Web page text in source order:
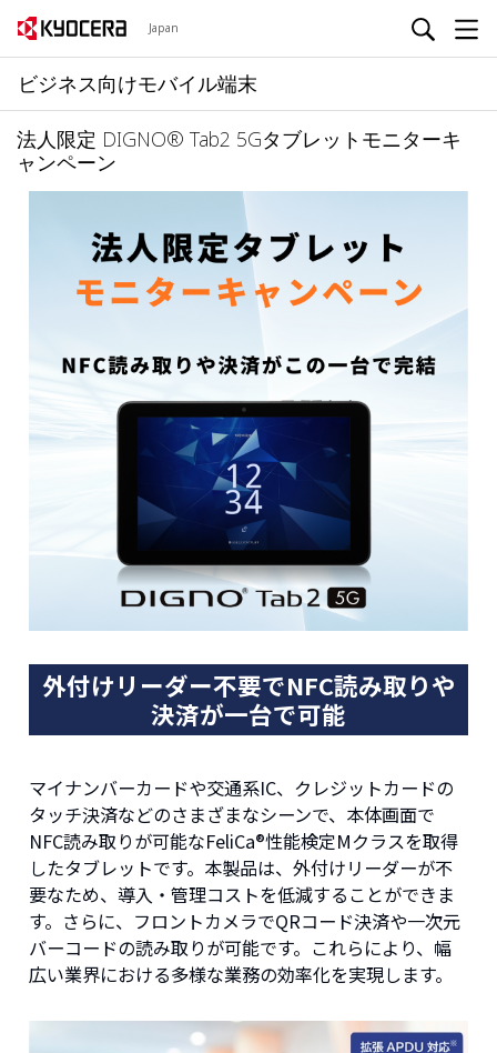
Japan
ビジネス向けモバイル端末
法人限定 DIGNO® Tab2 5Gタブレットモニターキ
ャンペーン
外付けリーダー不要でNFC読み取りや
決済が一台で可能
マイナンバーカードや交通系IC、クレジットカードの
タッチ決済などのさまざまなシーンで、本体画面で
NFC読み取りが可能なFeliCa®性能検定Mクラスを取得
したタブレットです。本製品は、外付けリーダーが不
要なため、導入・管理コストを低減することができま
す。さらに、フロントカメラでQRコード決済や一次元
バーコードの読み取りが可能です。これらにより、幅
広い業界における多様な業務の効率化を実現します。